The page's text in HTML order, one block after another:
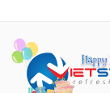
tài
chính